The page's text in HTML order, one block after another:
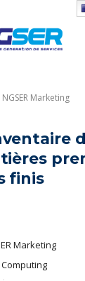
Marketing
finis
Marketing